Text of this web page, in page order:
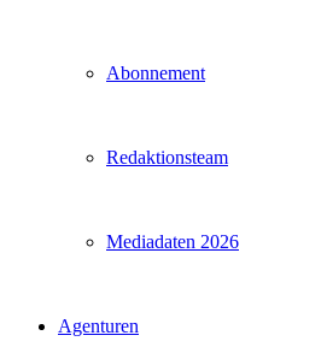
Abonnement
Redaktionsteam
Mediadaten 2026
Agenturen